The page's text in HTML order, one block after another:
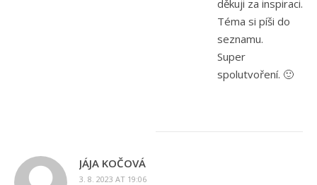
děkuji za inspiraci.
Téma si píši do
seznamu.
Super
spolutvoření. 🙂
JÁJA KOČOVÁ
3. 8. 2023 AT 19:06